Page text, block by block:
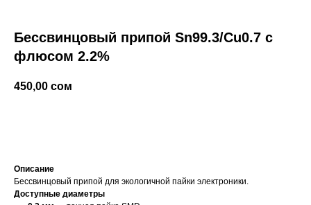
Бессвинцовый припой Sn99.3/Cu0.7 с
флюсом 2.2%
450,00 сом
Описание
Бессвинцовый припой для экологичной пайки электроники.
Доступные диаметры